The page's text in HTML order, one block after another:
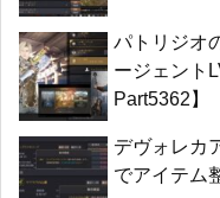
パトリジオ
ージェント
Part5362】
デヴォレカ
でアイテム